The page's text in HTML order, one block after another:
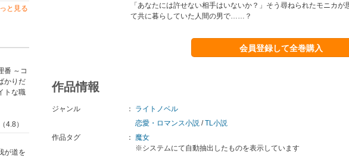
と見る
番 ～コ
かりだ
トな職
（4.8）
が道を
「あなたには許せない相手はいないか？」そう尋ねられたモニカが
て共に暮らしていた人間の男で……？
会員登録して全巻購入
作品情報
ジャンル ：
ライトノベル
恋愛・ロマンス小説 /TL小説
作品タグ
：
魔女
※システムにて自動抽出したものを表示しています